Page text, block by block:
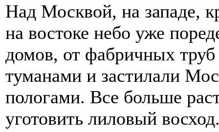
Над Москвой, на западе,
на востоке небо уже
домов, от фабричных
туманами и застилали
пологами. Все больше
уготовить лиловый